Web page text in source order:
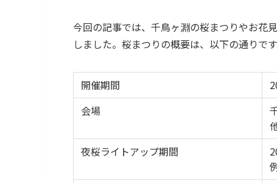
今回の記事では、千鳥ヶ淵の桜まつりやお花
しました。桜まつりの概要は、以下の通りです
開催期間
会場
夜桜ライトアップ期間